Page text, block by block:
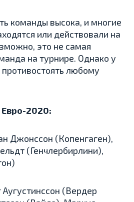
команды высока, и многие
или действовали на
это не самая
на турнире. Однако у
противостоять любому
2020:
Джонссон (Копенгаген),
(Генчлербирлини),
(Вердер